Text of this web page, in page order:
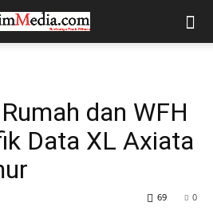
dan WFH
Data XL Axiata
0
69